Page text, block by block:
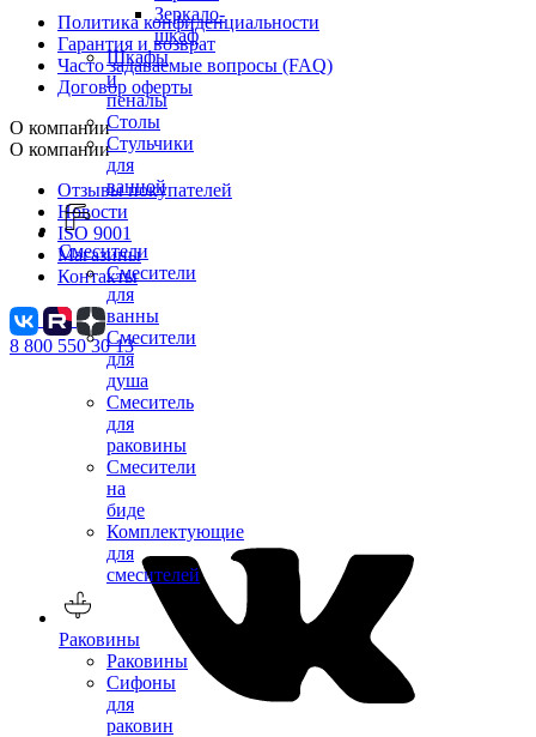
Зеркало-
шкаф
Шкафы
и
пеналы
Столы
Стульчики
для
ванной
Смесители
Смесители
для
ванны
Смесители
для
душа
Смеситель
для
раковины
Смесители
на
биде
Комплектующие
для
смесителей
Раковины
Раковины
Сифоны
для
раковин
Политика конфиденциальности
Гарантия и возврат
Часто задаваемые вопросы (FAQ)
Договор оферты
О компании
О компании
Отзывы покупателей
Новости
ISO 9001
Магазины
Контакты
8 800 550 30 13